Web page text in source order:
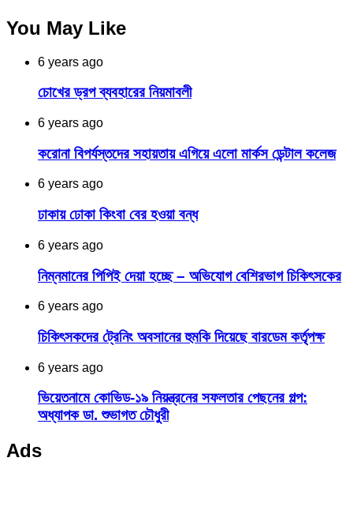
You May Like
6 years ago
চোখের ড্রপ ব্যবহারের নিয়মাবলী
6 years ago
করোনা বিপর্যস্তদের সহায়তায় এগিয়ে এলো মার্কস ডেন্টাল কলেজ
6 years ago
ঢাকায় ঢোকা কিংবা বের হওয়া বন্ধ
6 years ago
নিম্নমানের পিপিই দেয়া হচ্ছে – অভিযোগ বেশিরভাগ চিকিৎসকের
6 years ago
চিকিৎসকদের ট্রেনিং অবসানের হুমকি দিয়েছে বারডেম কর্তৃপক্ষ
6 years ago
ভিয়েতনামে কোভিড-১৯ নিয়ন্ত্রনের সফলতার পেছনের গল্প:
অধ্যাপক ডা. শুভাগত চৌধুরী
Ads